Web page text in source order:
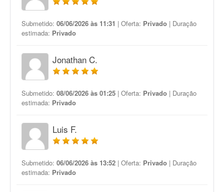
Submetido: 06/06/2026 às 11:31 | Oferta: Privado | Duração
estimada: Privado
Jonathan C.
Submetido: 08/06/2026 às 01:25 | Oferta: Privado | Duração
estimada: Privado
Luis F.
Submetido: 06/06/2026 às 13:52 | Oferta: Privado | Duração
estimada: Privado